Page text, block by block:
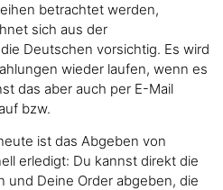
betrachtet werden,
sich aus der
Deutschen vorsichtig. Es wird
wieder laufen, wenn es
das aber auch per E-Mail
bzw.
ist das Abgeben von
erledigt: Du kannst direkt die
und Deine Order abgeben, die